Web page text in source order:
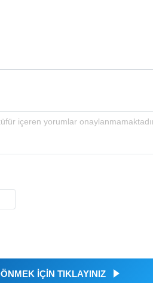
İÇİN TIKLAYINIZ